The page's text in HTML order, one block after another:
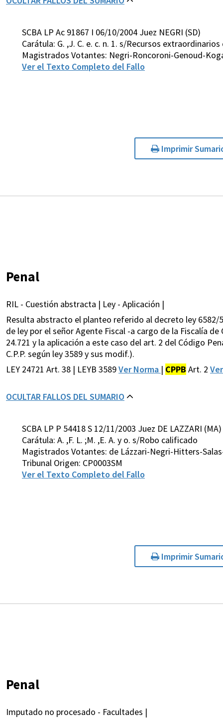
SCBA LP Ac 91867 I 06/10/2004 Juez NEGRI (SD)
Carátula: G. ,J. C. e. c. n. 1. s/Recursos
Magistrados Votantes: Negri-Roncoroni-Genoud-
Ver el Texto Completo del Fallo
Imprimir
Penal
RIL - Cuestión abstracta | Ley - Aplicación |
Resulta abstracto el planteo referido al decreto ley
de ley por el señor Agente Fiscal -a cargo de la Fiscalía
24.721 y la aplicación a este caso del art. 2 del Código
C.P.P. según ley 3589 y sus modif.).
LEY 24721 Art. 38 | LEYB 3589Ver Norma | CPPB Art. 2
OCULTAR FALLOS DEL SUMARIO
SCBA LP P 54418 S 12/11/2003 Juez DE LAZZARI (MA)
Carátula: A. ,F. L. ;M. ,E. A. y o. s/Robo calificado
Magistrados Votantes: de Lázzari-Negri-Hitters-
Tribunal Origen: CP0003SM
Ver el Texto Completo del Fallo
Imprimir
Penal
Imputado no procesado - Facultades |